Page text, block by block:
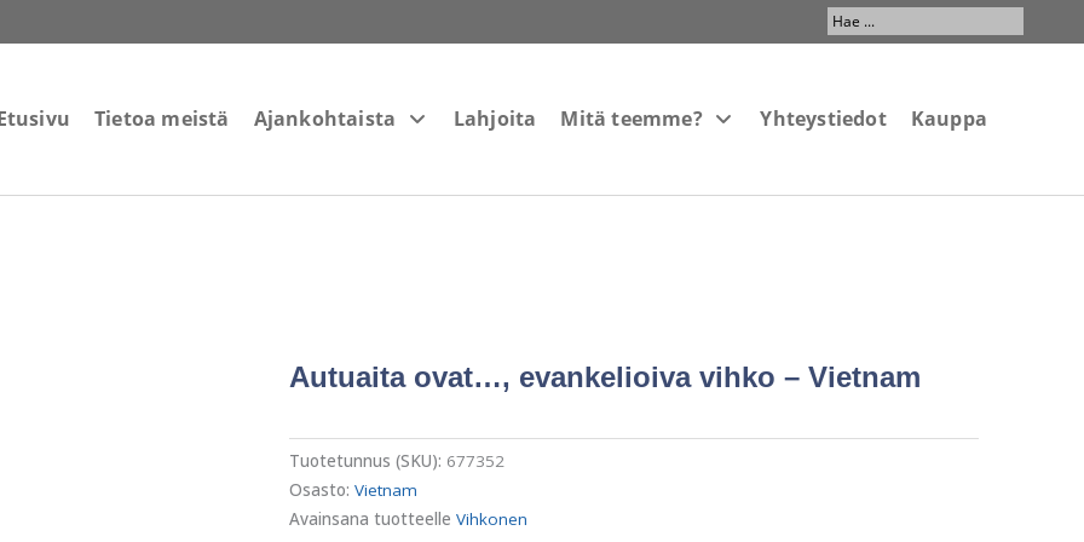
Search
...
Tietoa meistä Ajankohtaista Lahjoita Mitä teemme? Yhteystiedot Kauppa
Autuaita ovat…, evankelioiva vihko – Vietnam
Tuotetunnus (SKU): 677352
Osasto: Vietnam
Avainsana tuotteelle Vihkonen